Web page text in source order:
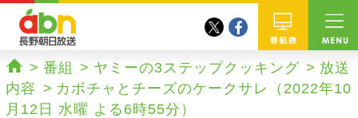
番組
twitterfacebook
ホーム
番組 ヤミーの3ステップクッキング
放送
内容
カボチャとチーズのケークサレ（2022年10
月12日 水曜 よる6時55分）